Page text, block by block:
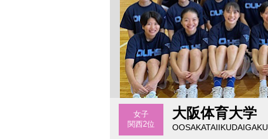
女子
関西2位
大阪体育大学
OOSAKATAIIKUDAIGAKU